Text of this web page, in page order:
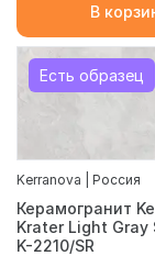
В
Есть образец
Kerranova | Россия
Керамогранит
Krater Light Gray
K-2210/SR